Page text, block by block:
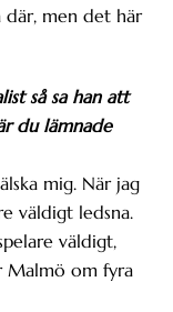
där, men det här
så sa han att
du lämnade
mig. När jag
väldigt ledsna.
väldigt,
Malmö om fyra